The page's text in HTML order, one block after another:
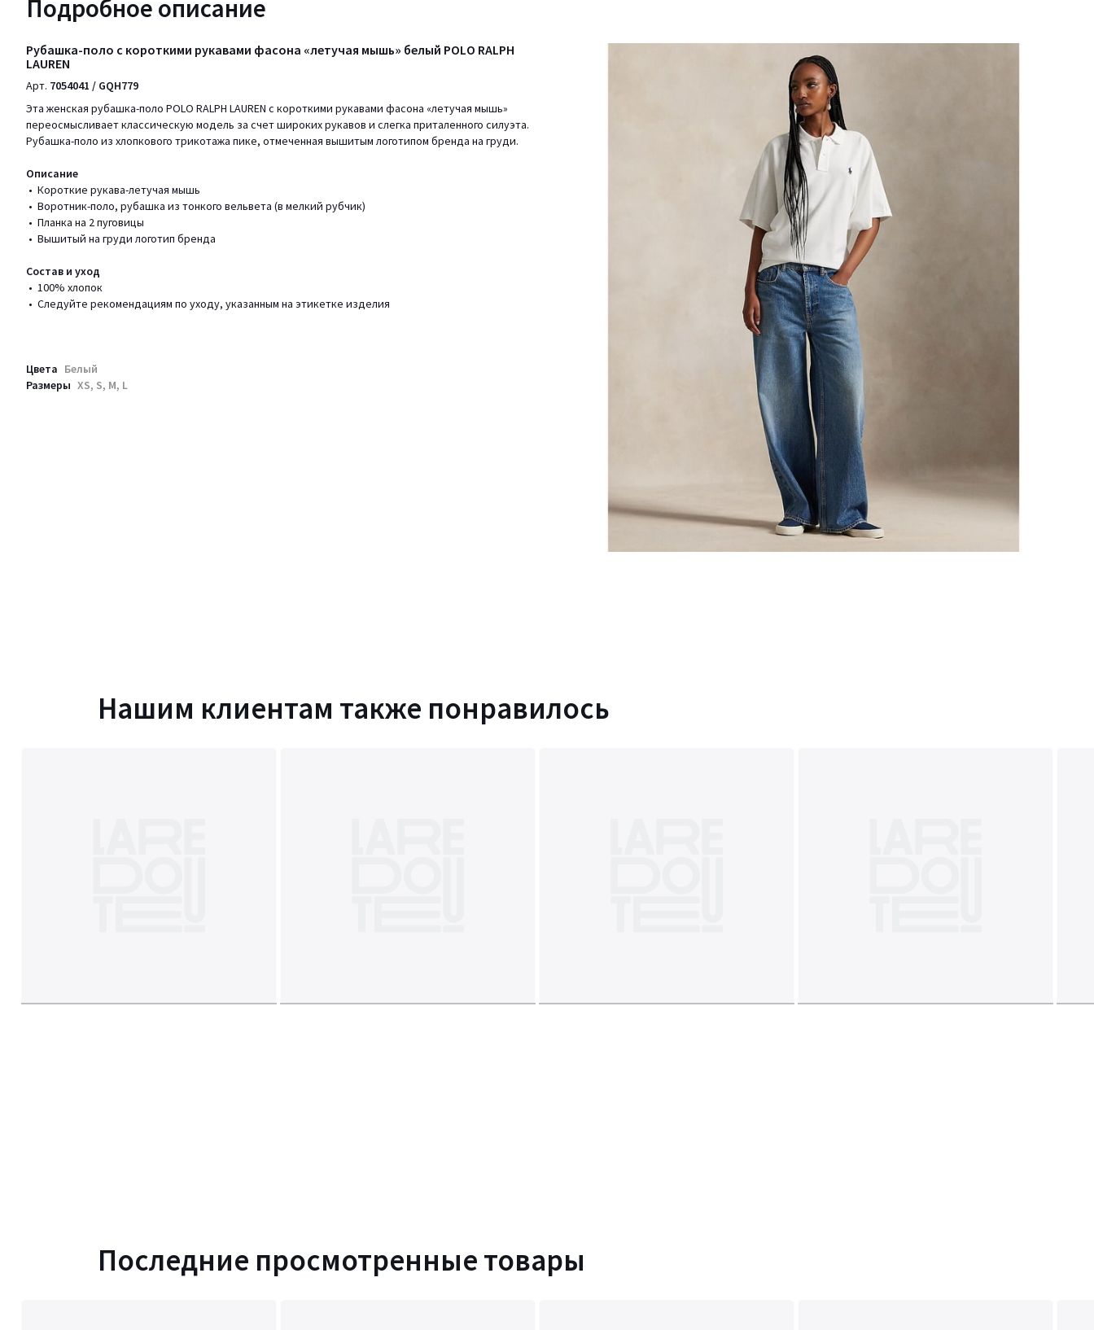
Подробное описание
Рубашка-поло с короткими рукавами фасона «летучая мышь» белый POLO RALPH
LAUREN
Арт. 7054041 / GQH779
Эта женская рубашка-поло POLO RALPH LAUREN с короткими рукавами фасона «летучая мышь»
переосмысливает классическую модель за счет широких рукавов и слегка приталенного силуэта.
Рубашка-поло из хлопкового трикотажа пике, отмеченная вышитым логотипом бренда на груди.
Описание
• Короткие рукава-летучая мышь
• Воротник-поло, рубашка из тонкого вельвета (в мелкий рубчик)
• Планка на 2 пуговицы
• Вышитый на груди логотип бренда
Состав и уход
• 100% хлопок
• Следуйте рекомендациям по уходу, указанным на этикетке изделия
Цвета Белый
Размеры XS, S, M, L
Нашим клиентам также понравилось
Последние просмотренные товары